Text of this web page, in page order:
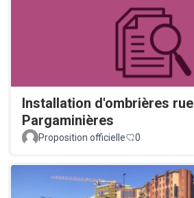
Installation d'ombrières rue
Pargaminières
Proposition officielle 0